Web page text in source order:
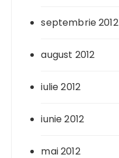
septembrie 2012
august 2012
iulie 2012
iunie 2012
mai 2012